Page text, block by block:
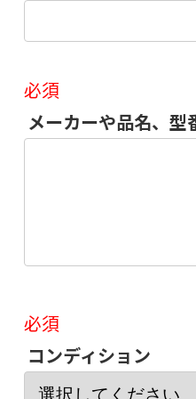
必須
メーカーや品名、型
必須
コンディション